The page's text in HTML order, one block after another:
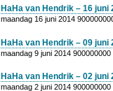
HaHa van Hendrik – 16 juni
maandag 16 juni 2014
HaHa van Hendrik – 09 juni
maandag 9 juni 2014 900000000
HaHa van Hendrik – 02 juni
maandag 2 juni 2014 900000000